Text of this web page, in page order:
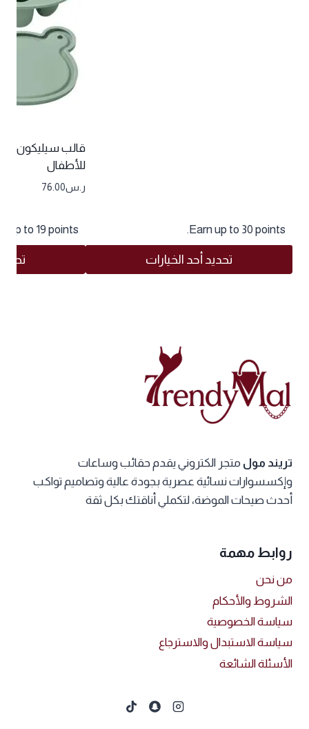
Earn up to 30 points.
تحديد أحد الخيارات
المنتج.
يمكن
على
صفحة
المنتج
قالب سيليكون
للأطفال
ر.س76.00
up to 19 points.
على
صفحة
المنتج
تريند مول متجر الكتروني يقدم حقائب وساعات
وإكسسوارات نسائية عصرية بجودة عالية وتصاميم تواكب
أحدث صيحات الموضة، لتكملي أناقتك بكل ثقة
روابط مهمة
من نحن
الشروط والأحكام
سياسة الخصوصية
سياسة الاستبدال والاسترجاع
الأسئلة الشائعة